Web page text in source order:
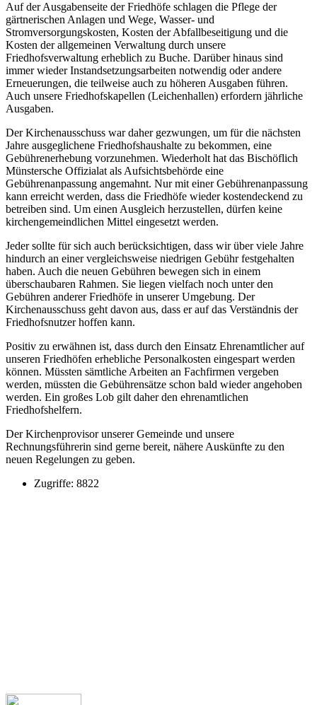
Auf der Ausgabenseite der Friedhöfe schlagen die Pflege der
gärtnerischen Anlagen und Wege, Wasser- und
Stromversorgungskosten, Kosten der Abfallbeseitigung und die
Kosten der allgemeinen Verwaltung durch unsere
Friedhofsverwaltung erheblich zu Buche. Darüber hinaus sind
immer wieder Instandsetzungsarbeiten notwendig oder andere
Erneuerungen, die teilweise auch zu höheren Ausgaben führen.
Auch unsere Friedhofskapellen (Leichenhallen) erfordern jährliche
Ausgaben.
Der Kirchenausschuss war daher gezwungen, um für die nächsten
Jahre ausgeglichene Friedhofshaushalte zu bekommen, eine
Gebührenerhebung vorzunehmen. Wiederholt hat das Bischöflich
Münstersche Offizialat als Aufsichtsbehörde eine
Gebührenanpassung angemahnt. Nur mit einer Gebührenanpassung
kann erreicht werden, dass die Friedhöfe wieder kostendeckend zu
betreiben sind. Um einen Ausgleich herzustellen, dürfen keine
kirchengemeindlichen Mittel eingesetzt werden.
Jeder sollte für sich auch berücksichtigen, dass wir über viele Jahre
hindurch an einer vergleichsweise niedrigen Gebühr festgehalten
haben. Auch die neuen Gebühren bewegen sich in einem
überschaubaren Rahmen. Sie liegen vielfach noch unter den
Gebühren anderer Friedhöfe in unserer Umgebung. Der
Kirchenausschuss geht davon aus, dass er auf das Verständnis der
Friedhofsnutzer hoffen kann.
Positiv zu erwähnen ist, dass durch den Einsatz Ehrenamtlicher auf
unseren Friedhöfen erhebliche Personalkosten eingespart werden
können. Müssten sämtliche Arbeiten an Fachfirmen vergeben
werden, müssten die Gebührensätze schon bald wieder angehoben
werden. Ein großes Lob gilt daher den ehrenamtlichen
Friedhofshelfern.
Der Kirchenprovisor unserer Gemeinde und unsere
Rechnungsführerin sind gerne bereit, nähere Auskünfte zu den
neuen Regelungen zu geben.
Zugriffe: 8822